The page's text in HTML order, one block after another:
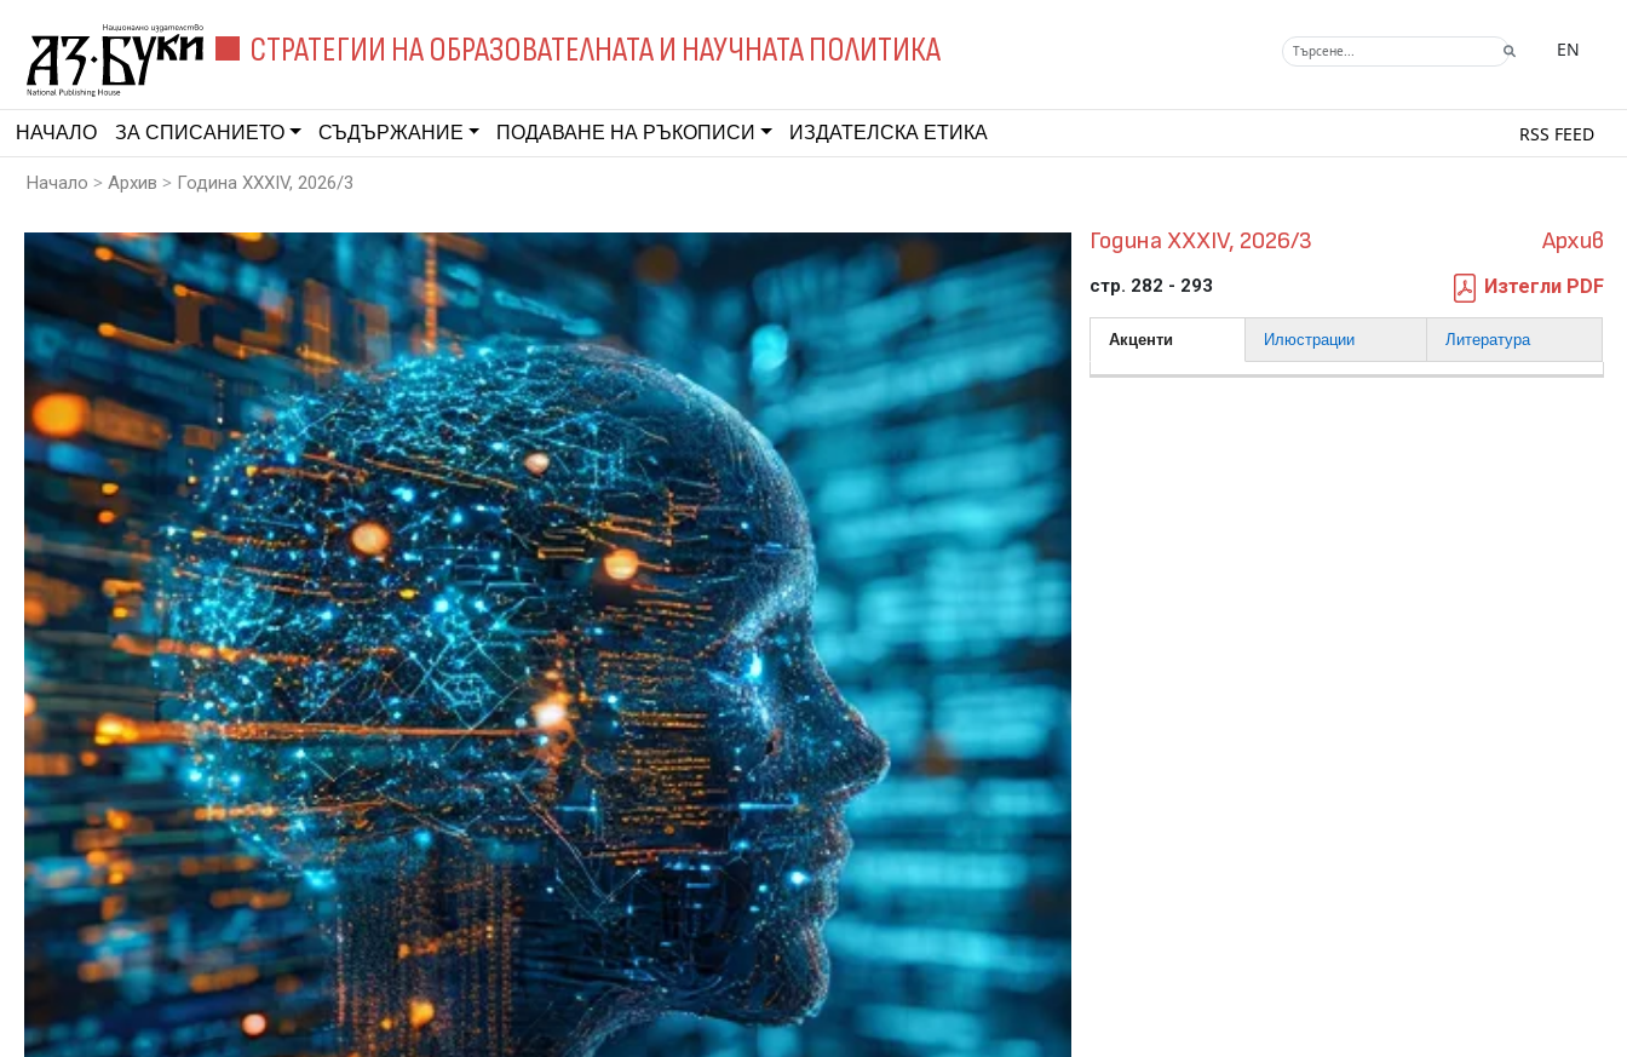
СТРАТЕГИИ НА ОБРАЗОВАТЕЛНАТА И НАУЧНАТА ПОЛИТИКА EN
НАЧАЛО ЗА СПИСАНИЕТО СЪДЪРЖАНИЕ ПОДАВАНЕ НА РЪКОПИСИ ИЗДАТЕЛСКА ЕТИКА RSS FEED
Начало > Архив > Година XXXIV, 2026/3
Година XXXIV, 2026/3 Архив
стр. 282 - 293 Изтегли PDF
Акценти Илюстрации Литература